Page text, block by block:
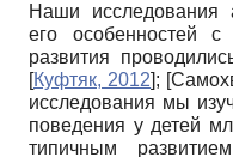
Наши исследования
его особенностей с
развития
[Куфтяк, 2012]; [
исследования мы
поведения у детей
типичным